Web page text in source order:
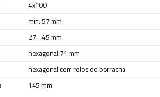
4x100
min. 57 mm
27 - 45 mm
hexagonal 71 mm
hexagonal com rolos de borracha
145 mm